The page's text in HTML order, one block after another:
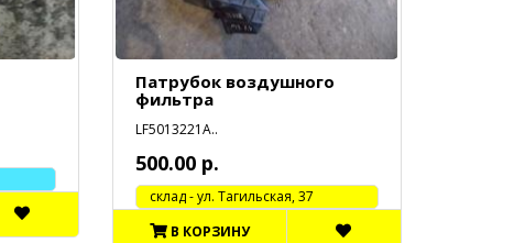
Патрубок воздушного
фильтра
LF5013221A..
500.00 р.
cклад - ул. Тагильская, 37
В КОРЗИНУ